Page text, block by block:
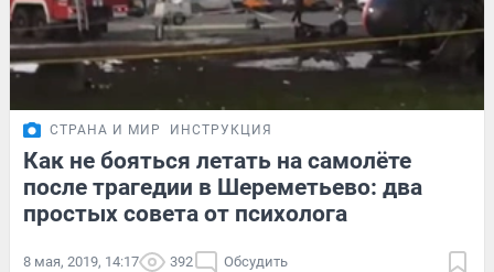
СТРАНА И МИР ИНСТРУКЦИЯ
Как не бояться летать на самолёте
после трагедии в Шереметьево: два
простых совета от психолога
8 мая, 2019, 14:17 392 Обсудить